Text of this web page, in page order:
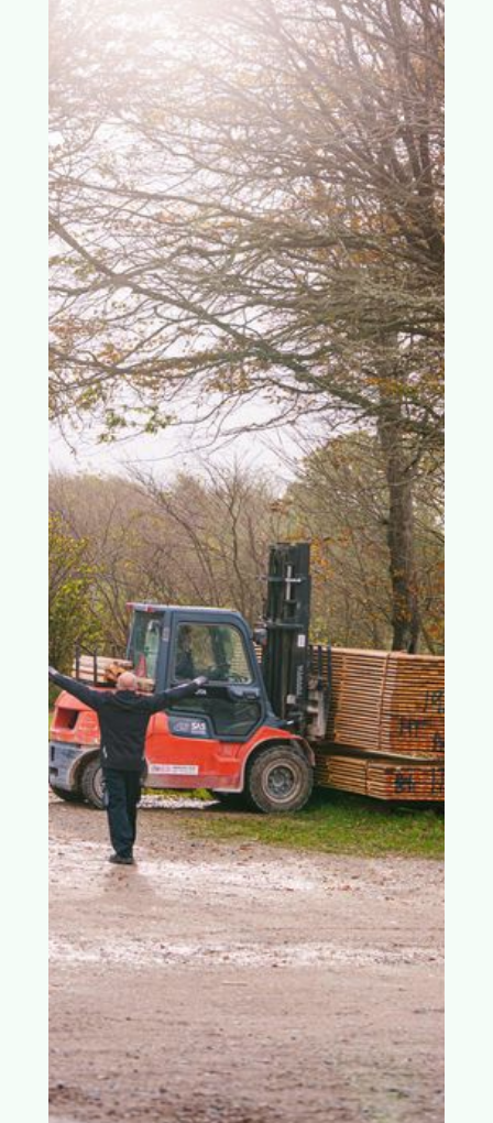
har ej heller andres hænder i vores lommer. Vi er
lokalt ejet, ejerledet og vi er ikke gift med
nogen leverandører eller skal levere specifikke
overskud nogen steder. Vi kan og skal handle
frit og er her for den gode handel, der skaber
værdi på begge sider af bordet og ikke alle
mulige andre steder.
Nysgerrig på verden
Vi er fra Thy, men vi møder verden med et
åbent sind. Fordi vi skal være foran i vores
branche, service, produkt og i særdeleshed i
forståelsen af vores kunders forretninger og
muligheder. Den gode rådgivning, værdifulde
handel og løsning er altid baseret på faglig
viden og skarp indsigt.
Holder altid vores ord
Vores historie og erfaring har vist os den
gensidige værdi af langsigtede samarbejder og
strategiske partnerskaber. Men partnerskaber
forudsætter tillid til hinanden – også i handlen.
Det ved enhver dygtig købmand. Derfor er vi
stålsatte, når det kommer til at leve op til de
aftaler, vi indgår i.
Handler hele tiden
Den gode købmand har altid, indsigt,
overblikket, kender udbud, efterspørgsel, ser
og leder efter muligheder – og tør handle på
det helt rigtige tidspunkt. De
handlingslammede står stille, men de, der
handler, vinder.